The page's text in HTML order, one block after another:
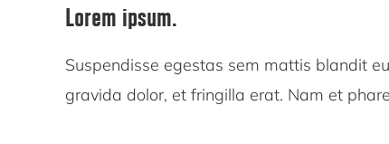
Lorem ipsum.
Suspendisse egestas sem mattis blandit
gravida dolor, et fringilla erat. Nam et